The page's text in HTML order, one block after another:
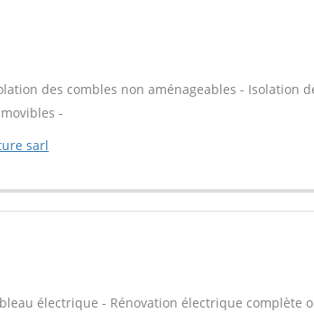
des combles non aménageables - Isolation
-
sarl
électrique - Rénovation électrique complète